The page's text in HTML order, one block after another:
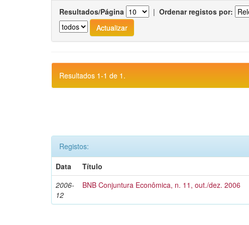
Resultados/Página | Ordenar registos por:
Resultados 1-1 de 1.
Registos:
Data
Título
2006-
12
BNB Conjuntura Econômica, n. 11, out./dez. 2006